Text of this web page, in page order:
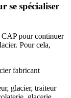
se spécialiser
CAP pour continuer
Pour cela,
fabricant
glacier, traiteur